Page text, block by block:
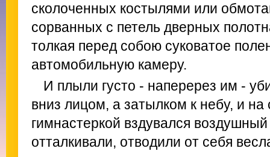
сколоченных костылями или
сорванных с петель дверных
толкая перед собою суковатое
автомобильную камеру.
И плыли густо - наперерез им -
вниз лицом, а затылком к небу, и на
гимнастеркой вздувался
отталкивали, отводили от себя